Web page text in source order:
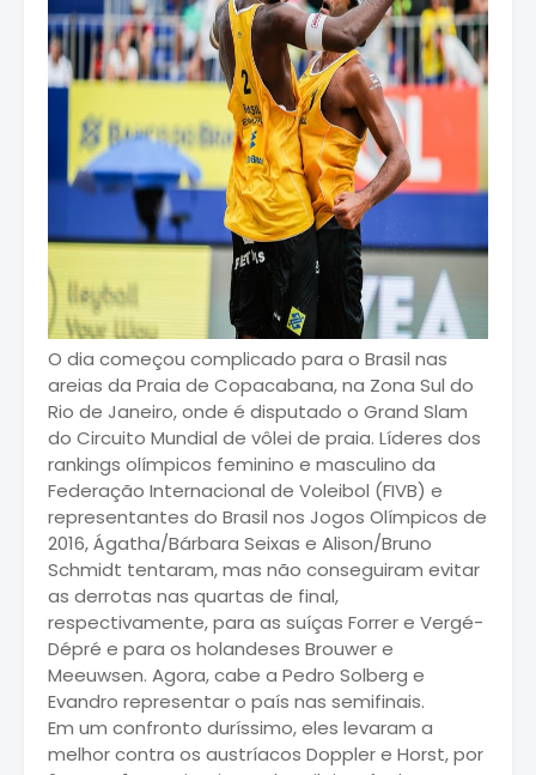
O dia começou complicado para o Brasil nas
areias da Praia de Copacabana, na Zona Sul do
Rio de Janeiro, onde é disputado o Grand Slam
do Circuito Mundial de vôlei de praia. Líderes dos
rankings olímpicos feminino e masculino da
Federação Internacional de Voleibol (FIVB) e
representantes do Brasil nos Jogos Olímpicos de
2016, Ágatha/Bárbara Seixas e Alison/Bruno
Schmidt tentaram, mas não conseguiram evitar
as derrotas nas quartas de final,
respectivamente, para as suíças Forrer e Vergé-
Dépré e para os holandeses Brouwer e
Meeuwsen. Agora, cabe a Pedro Solberg e
Evandro representar o país nas semifinais.
Em um confronto duríssimo, eles levaram a
melhor contra os austríacos Doppler e Horst, por